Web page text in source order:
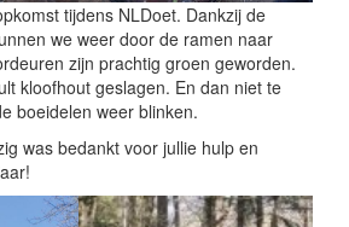
tijdens NLDoet. Dankzij de
we weer door de ramen naar
zijn prachtig groen geworden.
kloofhout geslagen. En dan niet te
boeidelen weer blinken.
was bedankt voor jullie hulp en